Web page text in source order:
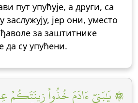
пут упућује, а други, са
заслужују, јер они, уместо
за заштитнике
да су упућени.
۞ يَٰبَنِيٓ ءَادَمَ خُذُواْ